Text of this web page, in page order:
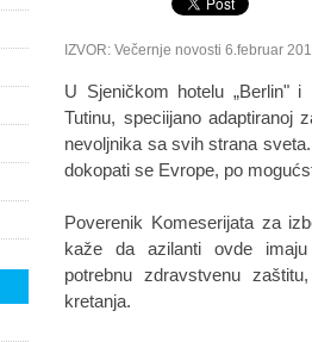
IZVOR: Večernje novosti 6.februar
U Sjeničkom hotelu „Berlin"
Tutinu, speciijano adaptiranoj
nevoljnika sa svih strana
dokopati se Evrope, po
Poverenik Komeserijata za
kaže da azilanti ovde imaju
potrebnu zdravstvenu
kretanja.